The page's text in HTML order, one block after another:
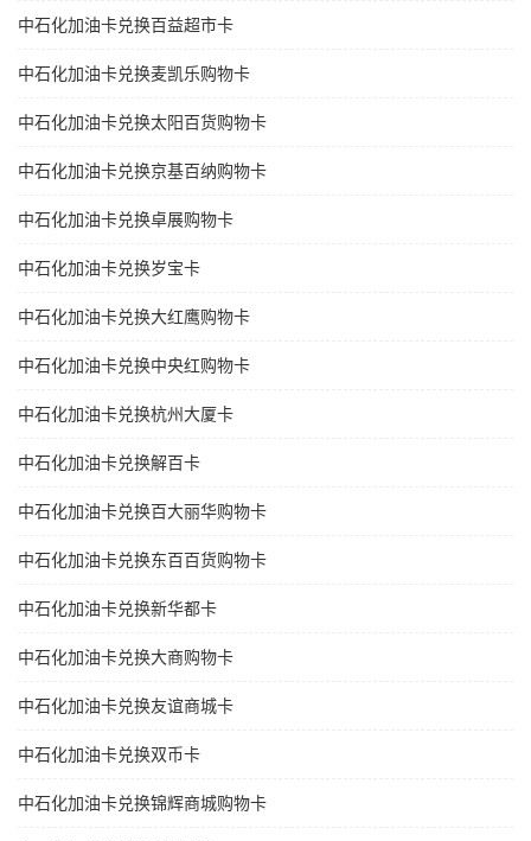
中石化加油卡兑换百益超市卡
中石化加油卡兑换麦凯乐购物卡
中石化加油卡兑换太阳百货购物卡
中石化加油卡兑换京基百纳购物卡
中石化加油卡兑换卓展购物卡
中石化加油卡兑换岁宝卡
中石化加油卡兑换大红鹰购物卡
中石化加油卡兑换中央红购物卡
中石化加油卡兑换杭州大厦卡
中石化加油卡兑换解百卡
中石化加油卡兑换百大丽华购物卡
中石化加油卡兑换东百百货购物卡
中石化加油卡兑换新华都卡
中石化加油卡兑换大商购物卡
中石化加油卡兑换友谊商城卡
中石化加油卡兑换双币卡
中石化加油卡兑换锦辉商城购物卡